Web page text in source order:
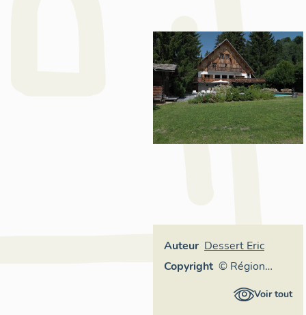
Auteur Dessert Eric
Copyright © Région
Rhône-Alpes,
Voir tout